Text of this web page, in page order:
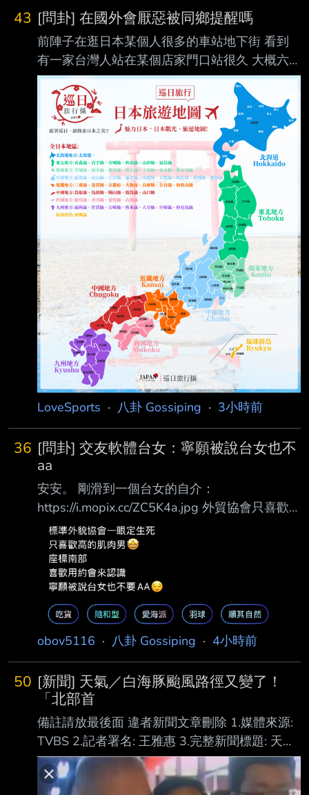
43 [問卦] 在國外會厭惡被同鄉提醒嗎
前陣子在逛日本某個人很多的車站地下街 看到
有一家台灣人站在某個店家門口站很久 大概六
七個人帶很多行李 擋到店家門口某一區商品區
觀察發現已經被好幾組路人瞪了 所以上前提醒
但是對方被講好像很難過 有辯解說有買東西為
什麼不能在那邊等人 我覺得他們繼續站著很可
能會被攻擊性強的沒耐心繞過去的人撞 有帶幼
兒 被撞下去不得了 因為一看站很久就知道是外
國人 走過去聽發音像台灣人我才提醒的 如果是
其他國的我才不想惹事 請問大家到日本旅遊會
厭惡被同鄉提醒嗎？覺得玩得開心突然被說教很
掃興？ 還是會覺得同鄉幫著日本人欺負自己
LoveSports · 八卦 Gossiping · 3小時前
36 [問卦] 交友軟體台女：寧願被說台女也不
aa
安安。 剛滑到一個台女的自介：
https://i.mopix.cc/ZC5K4a.jpg 外貿協會只喜歡
高帥肌肉男， 最後說寧願被說台女也不要aa。
請問這已經是常態了嗎？ 還是她的意思是要請
我吃飯？ 有沒有刈包啊？ --
obov5116 · 八卦 Gossiping · 4小時前
50 [新聞] 天氣／白海豚颱風路徑又變了！
「北部首
備註請放最後面 違者新聞文章刪除 1.媒體來源:
TVBS 2.記者署名: 王雅惠 3.完整新聞標題: 天氣
／白海豚颱風路徑又變了！「北部首當其衝」
風雨最猛時刻曝 4.完整新聞內文: 天氣／白海豚